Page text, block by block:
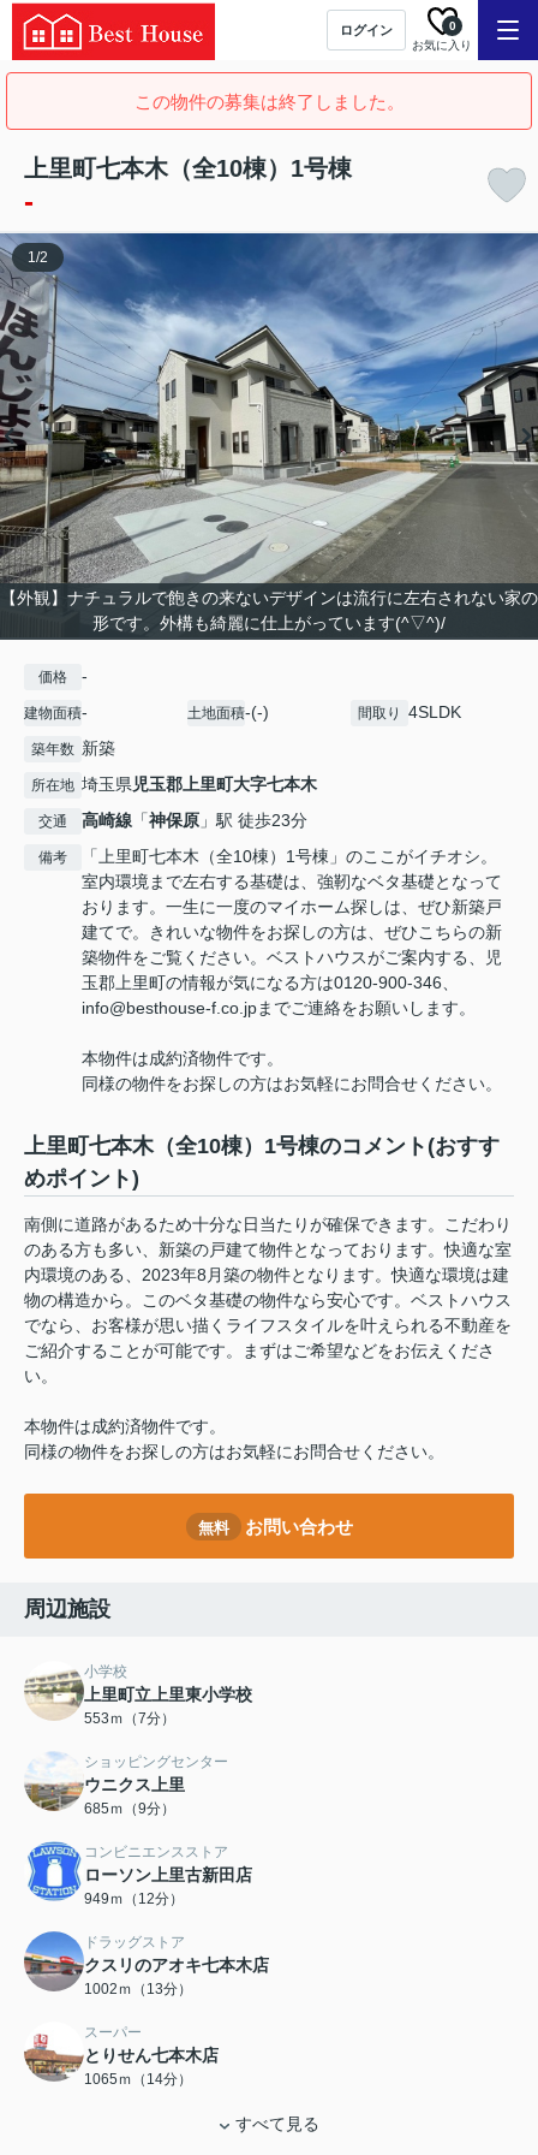
ログイン
お気に入り
0
この物件の募集は終了しました。
上里町七本木（全10棟）1号棟
-
【外観】ナチュラルで飽きの来ないデザインは流行に左右されない家の
形です。外構も綺麗に仕上がっています(^▽^)/
1/2
価格 -
建物面積- 土地面積-(-) 間取り 4SLDK
築年数 新築
所在地 埼玉県児玉郡上里町大字七本木
交通 高崎線 「神保原 」駅 徒歩23分
備考
「上里町七本木（全10棟）1号棟」のここがイチオシ。
室内環境まで左右する基礎は、強靭なベタ基礎となって
おります。一生に一度のマイホーム探しは、ぜひ新築戸
建てで。きれいな物件をお探しの方は、ぜひこちらの新
築物件をご覧ください。ベストハウスがご案内する、児
玉郡上里町の情報が気になる方は0120-900-346、
info@besthouse-f.co.jpまでご連絡をお願いします。
本物件は成約済物件です。
同様の物件をお探しの方はお気軽にお問合せください。
上里町七本木（全10棟）1号棟のコメント(おすす
めポイント)
南側に道路があるため十分な日当たりが確保できます。こだわり
のある方も多い、新築の戸建て物件となっております。快適な室
内環境のある、2023年8月築の物件となります。快適な環境は建
物の構造から。このベタ基礎の物件なら安心です。ベストハウス
でなら、お客様が思い描くライフスタイルを叶えられる不動産を
ご紹介することが可能です。まずはご希望などをお伝えくださ
い。
本物件は成約済物件です。
同様の物件をお探しの方はお気軽にお問合せください。
無料 お問い合わせ
周辺施設
小学校
上里町立上里東小学校
553ｍ（7分）
ショッピングセンター
ウニクス上里
685ｍ（9分）
コンビニエンスストア
ローソン上里古新田店
949ｍ（12分）
ドラッグストア
クスリのアオキ七本木店
1002ｍ（13分）
スーパー
とりせん七本木店
1065ｍ（14分）
すべて見る